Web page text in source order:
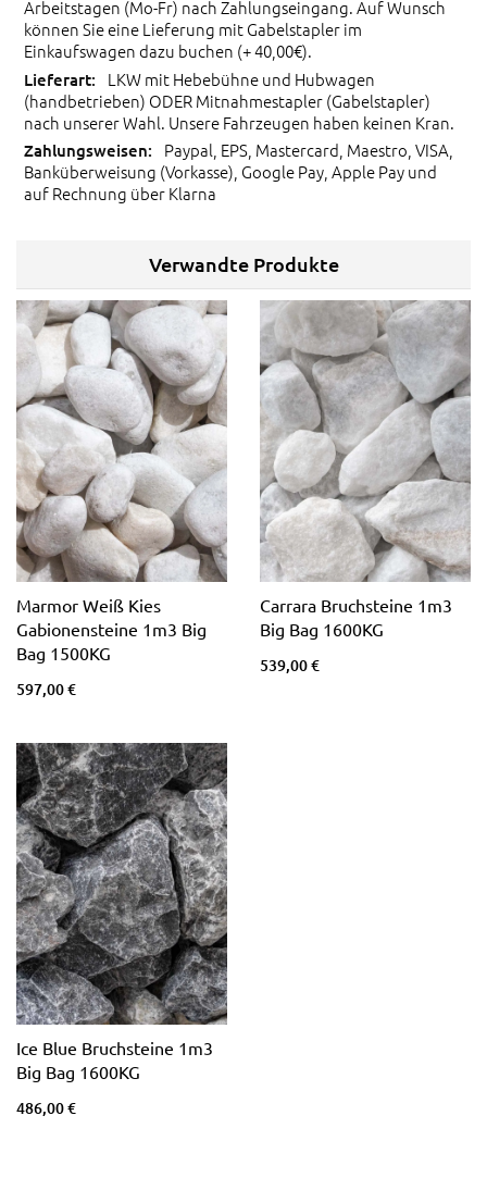
Arbeitstagen (Mo-Fr) nach Zahlungseingang. Auf Wunsch
können Sie eine Lieferung mit Gabelstapler im
Einkaufswagen dazu buchen (+ 40,00€).
LKW mit Hebebühne und Hubwagen
(handbetrieben) ODER Mitnahmestapler (Gabelstapler)
nach unserer Wahl. Unsere Fahrzeugen haben keinen Kran.
Paypal, EPS, Mastercard, Maestro, VISA,
Banküberweisung (Vorkasse), Google Pay, Apple Pay und
auf Rechnung über Klarna
Verwandte Produkte
Marmor Weiß Kies
Gabionensteine 1m3 Big
Bag 1500KG
597,00 €
Carrara Bruchsteine 1m3
Big Bag 1600KG
539,00 €
Ice Blue Bruchsteine 1m3
Big Bag 1600KG
486,00 €